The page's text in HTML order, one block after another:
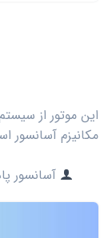
این موتور از
مکانیزم آسانسور
آسانسور